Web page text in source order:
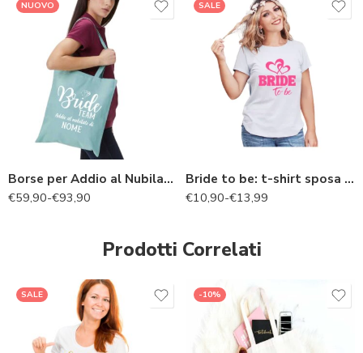
NUOVO
Borse per Addio al Nubilato Personalizzate con Nome Sposa (6-8-10 pz) + 1 Omaggio “Bride to be”
€59,90-€93,90
SALE
Bride to be: t-shirt sposa addio al nubilato
€10,90-€13,99
Prodotti Correlati
SALE -10%